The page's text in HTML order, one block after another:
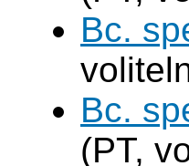
Bc.
Bc.
(PT,